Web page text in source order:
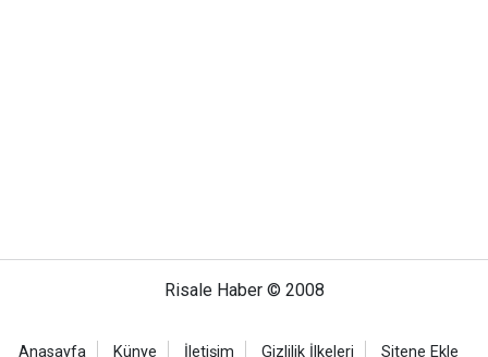
Risale Haber © 2008
Anasayfa Künye İletişim Gizlilik İlkeleri Sitene Ekle